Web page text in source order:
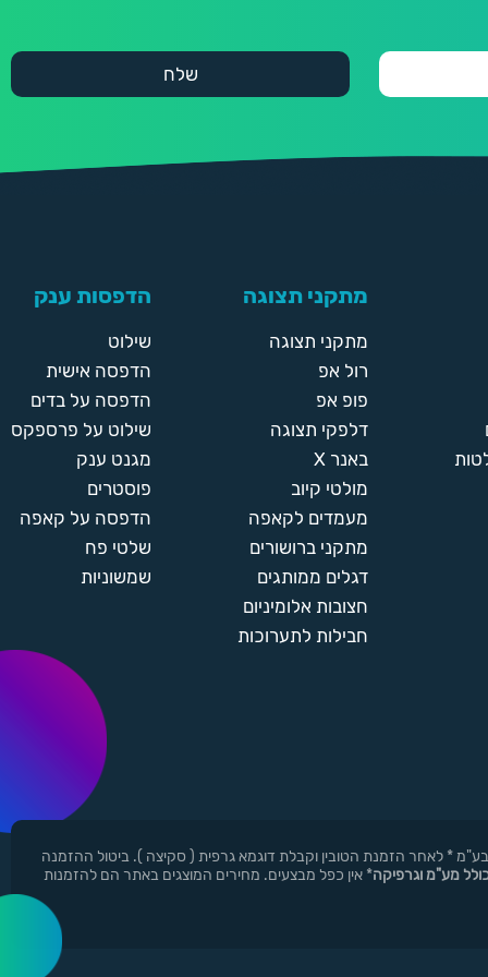
מתקני תצוגה
מתקני תצוגה
רול אפ
פופ אפ
דלפקי תצוגה
באנר X
מולטי קיוב
מעמדים לקאפה
מתקני ברושורים
דגלים ממותגים
חצובות אלומיניום
חבילות לתערוכות
הדפסות ענק
שילוט
הדפסה אישית
הדפסה על בדים
שילוט על פרספקס
מגנט ענק
פוסטרים
הדפסה על קאפה
שלטי פח
שמשוניות
ר.י.ד בע"מ * לאחר הזמנת הטובין וקבלת דוגמא גרפית ( סקיצה ). ביטול ההזמנה
מע"מ וגרפיקה* אין כפל מבצעים. מחירים המוצגים באתר הם להזמנות